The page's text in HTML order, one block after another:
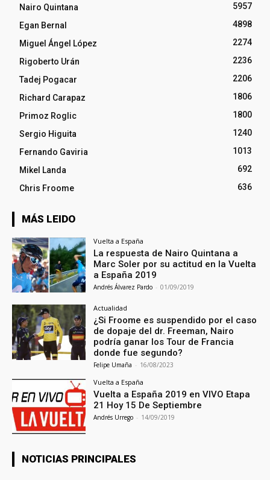
Nairo Quintana
5957
Egan Bernal
4898
Miguel Ángel López
2274
Rigoberto Urán
2236
Tadej Pogacar
2206
Richard Carapaz
1806
Primoz Roglic
1800
Sergio Higuita
1240
Fernando Gaviria
1013
Mikel Landa
692
Chris Froome
636
MÁS LEIDO
Vuelta a España
La respuesta de Nairo Quintana a
Marc Soler por su actitud en la Vuelta
a España 2019
Andrés Álvarez Pardo - 01/09/2019
Actualidad
¿Si Froome es suspendido por el caso
de dopaje del dr. Freeman, Nairo
podría ganar los Tour de Francia
donde fue segundo?
Felipe Umaña - 16/08/2023
Vuelta a España
Vuelta a España 2019 en VIVO Etapa
21 Hoy 15 De Septiembre
Andrés Urrego - 14/09/2019
NOTICIAS PRINCIPALES